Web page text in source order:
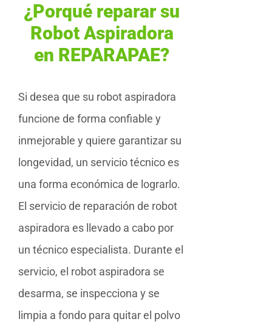
¿Porqué reparar su
Robot Aspiradora
en REPARAPAE?
Si desea que su robot aspiradora
funcione de forma confiable y
inmejorable y quiere garantizar su
longevidad, un servicio técnico es
una forma económica de lograrlo.
El servicio de reparación de robot
aspiradora es llevado a cabo por
un técnico especialista. Durante el
servicio, el robot aspiradora se
desarma, se inspecciona y se
limpia a fondo para quitar el polvo